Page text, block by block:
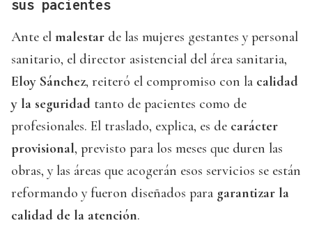
sus pacientes
Ante el malestar de las mujeres gestantes y personal
sanitario, el director asistencial del área sanitaria,
Eloy Sánchez, reiteró el compromiso con la calidad
y la seguridad tanto de pacientes como de
profesionales. El traslado, explica, es de carácter
provisional, previsto para los meses que duren las
obras, y las áreas que acogerán esos servicios se están
reformando y fueron diseñados para garantizar la
calidad de la atención.